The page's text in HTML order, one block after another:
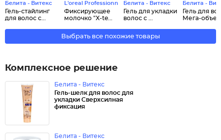
Белита - Витекс
Гель-стайлинг
для волос с...
L'oreal Professionnel
Фиксирующее
молочко "X-te...
Белита - Витекс
Гель для укладки
волос с ...
Белита -
Гель для
Мега-
Выбрать все похожие товары
Комплексное решение
Белита - Витекс
Гель-шелк для волос для
укладки Сверхсилная
фиксация
Белита - Витекс